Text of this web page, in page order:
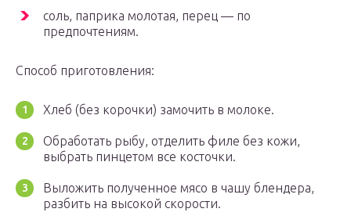
соль, паприка молотая, перец — по
предпочтениям.
Способ приготовления:
Хлеб (без корочки) замочить в молоке.
Обработать рыбу, отделить филе без кожи,
выбрать пинцетом все косточки.
Выложить полученное мясо в чашу блендера,
разбить на высокой скорости.